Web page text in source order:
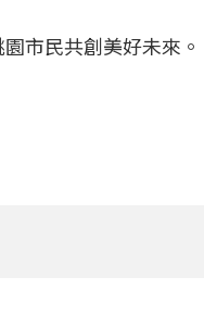
市民共創美好未來。